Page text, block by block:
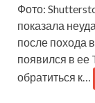
Фото:
показала
после похода
появился в ее
обратиться к…